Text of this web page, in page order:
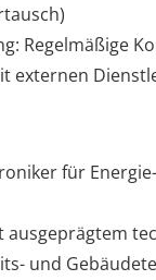
Regelmäßige
externen
für
und